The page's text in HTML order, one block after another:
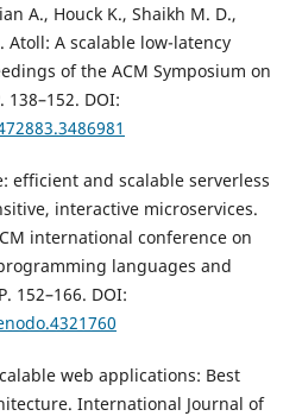
A., Houck K., Shaikh M. D.,
Atoll: A scalable low-latency
of the ACM Symposium on
DOI:
efficient and scalable serverless
interactive microservices.
international conference on
languages and
152–166. DOI:
web applications: Best
International Journal of